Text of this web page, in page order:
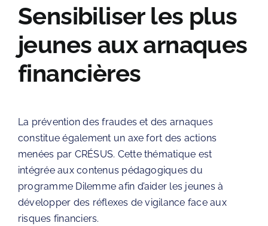
Sensibiliser les plus
jeunes aux arnaques
financières
La prévention des fraudes et des arnaques
constitue également un axe fort des actions
menées par CRÉSUS. Cette thématique est
intégrée aux contenus pédagogiques du
programme Dilemme afin d’aider les jeunes à
développer des réflexes de vigilance face aux
risques financiers.